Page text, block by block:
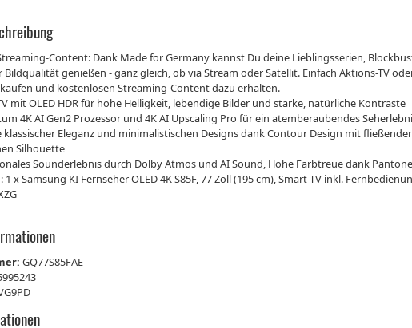
Content: Dank Made for Germany kannst Du deine Lieblingsserien,
Bildqualität genießen - ganz gleich, ob via Stream oder Satellit. Einfach Aktions-TV
und kostenlosen Streaming-Content dazu erhalten.
mit OLED HDR für hohe Helligkeit, lebendige Bilder und starke, natürliche Kontraste
4K AI Gen2 Prozessor und 4K AI Upscaling Pro für ein atemberaubendes
klassischer Eleganz und minimalistischen Designs dank Contour Design mit
Silhouette
Sounderlebnis durch Dolby Atmos und AI Sound, Hohe Farbtreue dank
x Samsung KI Fernseher OLED 4K S85F, 77 Zoll (195 cm), Smart TV inkl.
GQ77S85FAE